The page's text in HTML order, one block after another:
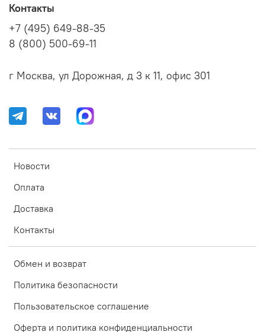
Новости
Оплата
Доставка
Контакты
Обмен и возврат
Политика безопасности
Пользовательское соглашение
Оферта и политика конфиденциальности
Контакты
+7 (495) 649-88-35
8 (800) 500-69-11
г Москва, ул Дорожная, д 3 к 11, офис 301